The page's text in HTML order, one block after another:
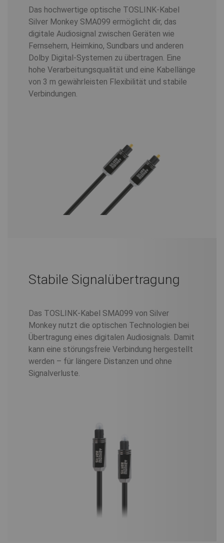
Das hochwertige optische TOSLINK-Kabel
Silver Monkey SMA099 ermöglicht dir, das
digitale Audiosignal zwischen Geräten wie
Fernsehern, Heimkino, Sundbars und anderen
Dolby Digital-Systemen zu übertragen. Eine
hohe Verarbeitungsqualität und eine Kabellänge
von 3 m gewährleisten Flexibilität und stabile
Verbindungen.
Stabile Signalübertragung
Das TOSLINK-Kabel SMA099 von Silver
Monkey nutzt die optischen Technologien bei
Übertragung eines digitalen Audiosignals. Damit
kann eine störungsfreie Verbindung hergestellt
werden – für längere Distanzen und ohne
Signalverluste.